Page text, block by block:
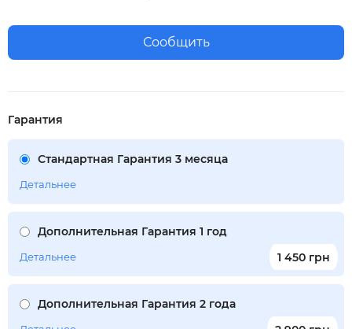
Сообщить
Гарантия
Стандартная Гарантия 3 месяца
Детальнее
Дополнительная Гарантия 1 год
1 450 грн
Детальнее
Дополнительная Гарантия 2 года